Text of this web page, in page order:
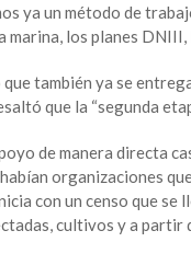
ya un método de
marina, los planes
también ya se
que la “segunda
de manera directa
organizaciones
con un censo que se
cultivos y a partir